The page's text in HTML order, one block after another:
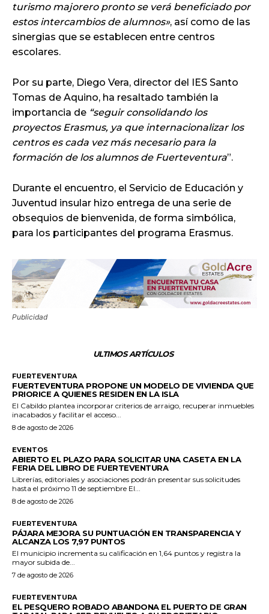
turismo majorero pronto se verá beneficiado por
estos intercambios de alumnos», así como de las
sinergias que se establecen entre centros
escolares.
Por su parte, Diego Vera, director del IES Santo
Tomas de Aquino, ha resaltado también la
importancia de “seguir consolidando los
proyectos Erasmus, ya que internacionalizar los
centros es cada vez más necesario para la
formación de los alumnos de Fuerteventura”.
Durante el encuentro, el Servicio de Educación y
Juventud insular hizo entrega de una serie de
obsequios de bienvenida, de forma simbólica,
para los participantes del programa Erasmus.
Publicidad
ULTIMOS ARTÍCULOS
FUERTEVENTURA
FUERTEVENTURA PROPONE UN MODELO DE VIVIENDA QUE
PRIORICE A QUIENES RESIDEN EN LA ISLA
El Cabildo plantea incorporar criterios de arraigo, recuperar inmuebles
inacabados y facilitar el acceso...
8 de agosto de 2026
EVENTOS
ABIERTO EL PLAZO PARA SOLICITAR UNA CASETA EN LA
FERIA DEL LIBRO DE FUERTEVENTURA
Librerías, editoriales y asociaciones podrán presentar sus solicitudes
hasta el próximo 11 de septiembre El...
8 de agosto de 2026
FUERTEVENTURA
PÁJARA MEJORA SU PUNTUACIÓN EN TRANSPARENCIA Y
ALCANZA LOS 7,97 PUNTOS
El municipio incrementa su calificación en 1,64 puntos y registra la
mayor subida de...
7 de agosto de 2026
FUERTEVENTURA
EL PESQUERO ROBADO ABANDONA EL PUERTO DE GRAN